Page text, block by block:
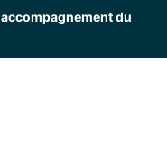
accompagnement du